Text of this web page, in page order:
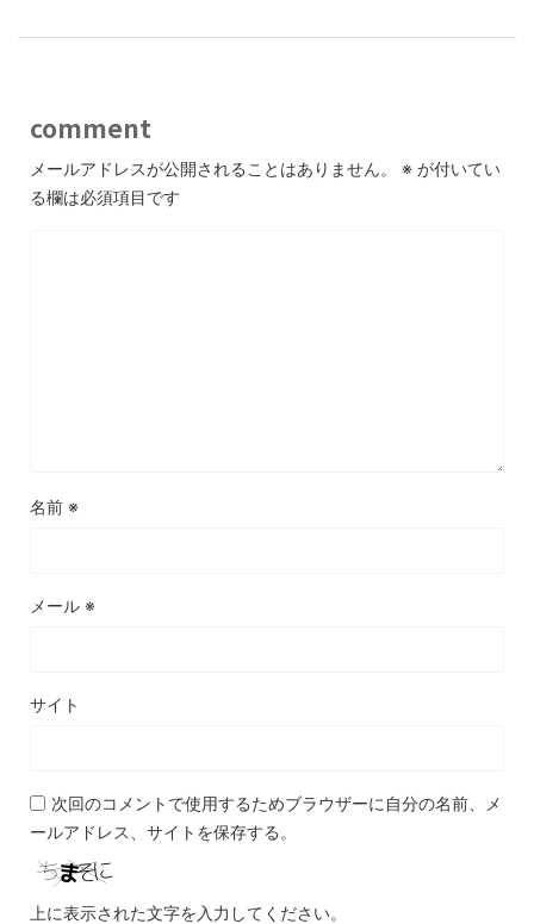
comment
メールアドレスが公開されることはありません。 ※ が付いてい
る欄は必須項目です
名前 ※
メール ※
サイト
次回のコメントで使用するためブラウザーに自分の名前、メ
ールアドレス、サイトを保存する。
上に表示された文字を入力してください。